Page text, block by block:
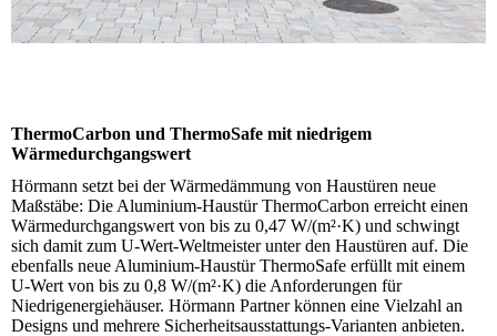
ThermoCarbon und ThermoSafe mit niedrigem
Wärmedurchgangswert
Hörmann setzt bei der Wärmedämmung von Haustüren neue
Maßstäbe: Die Aluminium-Haustür ThermoCarbon erreicht einen
Wärmedurchgangswert von bis zu 0,47 W/(m²·K) und schwingt
sich damit zum U-Wert-Weltmeister unter den Haustüren auf. Die
ebenfalls neue Aluminium-Haustür ThermoSafe erfüllt mit einem
U-Wert von bis zu 0,8 W/(m²·K) die Anforderungen für
Niedrigenergiehäuser. Hörmann Partner können eine Vielzahl an
Designs und mehrere Sicherheitsausstattungs-Varianten anbieten.